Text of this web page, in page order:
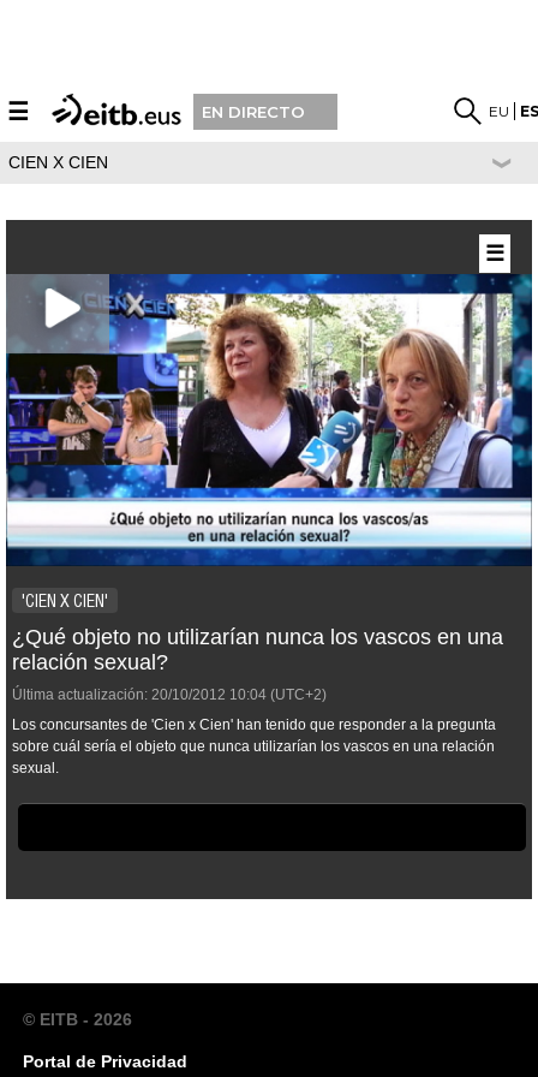
☰ EN DIRECTO EU
CIEN X CIEN
'CIEN X CIEN'
¿Qué objeto no utilizarían nunca los vascos en una
relación sexual?
Última actualización: 20/10/2012 10:04 (UTC+2)
Los concursantes de 'Cien x Cien' han tenido que responder a la pregunta
sobre cuál sería el objeto que nunca utilizarían los vascos en una relación
sexual.
☰
© EITB - 2026
Portal de Privacidad